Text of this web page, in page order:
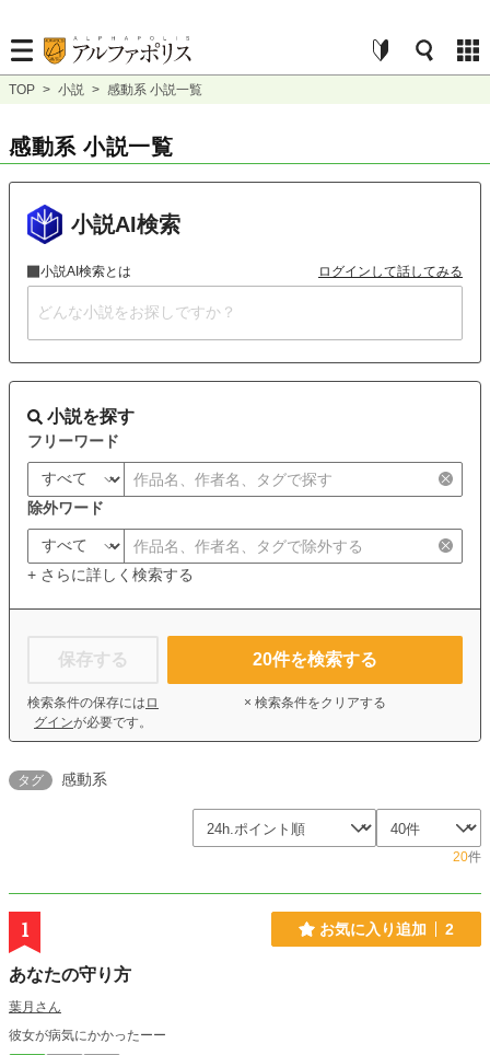
TOP > 小説 > 感動系 小説一覧
感動系 小説一覧
小説AI検索
小説AI検索とは ログインして話してみる
小説を探す
フリーワード
除外ワード
+ さらに詳しく検索する
保存する
検索条件の保存には ロ
グインが必要です。
20件を検索する
× 検索条件をクリアする
タグ 感動系
20件
1 お気に入り追加 2
あなたの守り方
葉月さん
彼女が病気にかかったーー